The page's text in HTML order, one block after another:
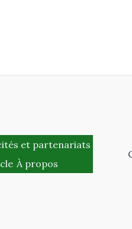
et partenariats
À propos